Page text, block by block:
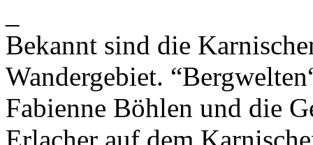
Bekannt sind die
Wandergebiet.
Fabienne Böhlen und die
Erlacher auf dem